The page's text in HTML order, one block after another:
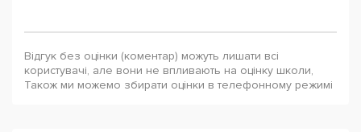
Відгук без оцінки (коментар) можуть лишати всі
користувачі, але вони не впливають на оцінку школи,
Також ми можемо збирати оцінки в телефонному режимі